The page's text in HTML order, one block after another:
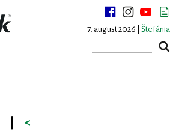
7. august 2026 | Štefánia
<